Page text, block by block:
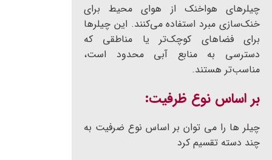
چیلرهای هواخنک از هوای محیط برای
خنک‌سازی مبرد استفاده می‌کنند. این چیلرها
برای فضاهای کوچک‌تر یا مناطقی که
دسترسی به منابع آبی محدود است،
مناسب‌تر هستند.
بر اساس نوع ظرفیت:
چیلر ها را می توان بر اساس نوع ضرفیت به
چند دسته تقسیم کرد